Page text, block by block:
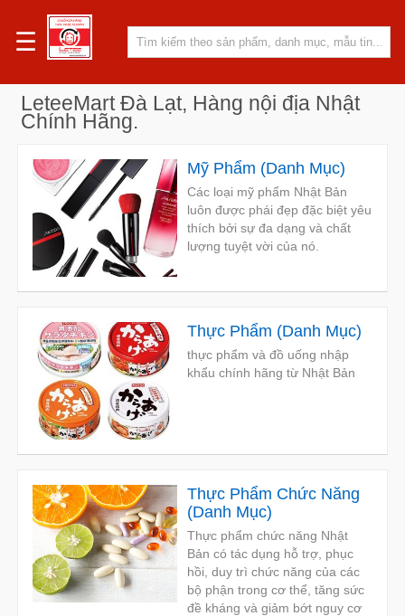
☰
LeteeMart Đà Lạt, Hàng nội địa Nhật
Chính Hãng.
Mỹ Phẩm (Danh Mục)
Các loại mỹ phẩm Nhật Bản
luôn được phái đẹp đặc biệt yêu
thích bởi sự đa dạng và chất
lượng tuyệt vời của nó.
Thực Phẩm (Danh Mục)
thực phẩm và đồ uống nhập
khẩu chính hãng từ Nhật Bản
Thực Phẩm Chức Năng
(Danh Mục)
Thực phẩm chức năng Nhật
Bản có tác dụng hỗ trợ, phục
hồi, duy trì chức năng của các
bộ phận trong cơ thể, tăng sức
đề kháng và giảm bớt nguy cơ